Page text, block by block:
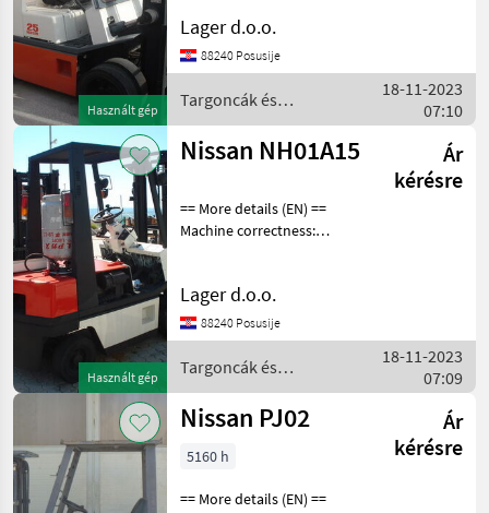
Használt gép
TIRES Üzemanyag: Benzin
Targoncák és
raktártechnika Targonca
Lager d.o.o.
88240 Posusije
Targoncák és
raktártechnika / Nissan
18-11-2023
07:10
Használt gép
Nissan NH01A15
Ár
kérésre
== More details (EN) ==
Machine correctness:
raktártechnika Targonca
Lager d.o.o.
88240 Posusije
Targoncák és
raktártechnika / Nissan
18-11-2023
07:09
Nissan PJ02
Ár
kérésre
5160 h
== More details (EN) ==